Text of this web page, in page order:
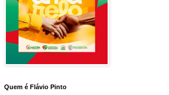
Quem é Flávio Pinto